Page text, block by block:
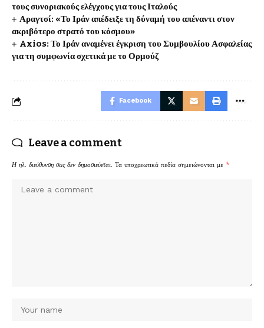
τους συνοριακούς ελέγχους για τους Ιταλούς
Αραγτσί: «Το Ιράν απέδειξε τη δύναμή του απέναντι στον
ακριβότερο στρατό του κόσμου»
Axios: Το Ιράν αναμένει έγκριση του Συμβουλίου Ασφαλείας
για τη συμφωνία σχετικά με το Ορμούζ
Facebook
Leave a comment
Η ηλ. διεύθυνση σας δεν δημοσιεύεται. Τα υποχρεωτικά πεδία σημειώνονται με *